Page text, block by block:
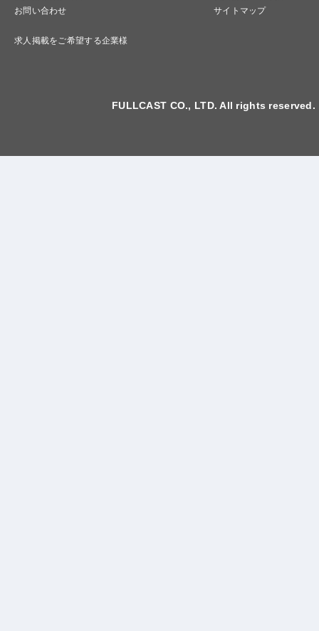
お問い合わせ
サイトマップ
求人掲載をご希望する企業様
FULLCAST CO., LTD. All rights reserved.